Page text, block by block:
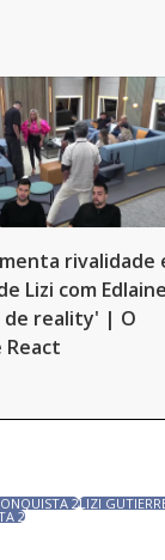
rivalidade
Lizi com
de reality' | O
React
2LIZI
2